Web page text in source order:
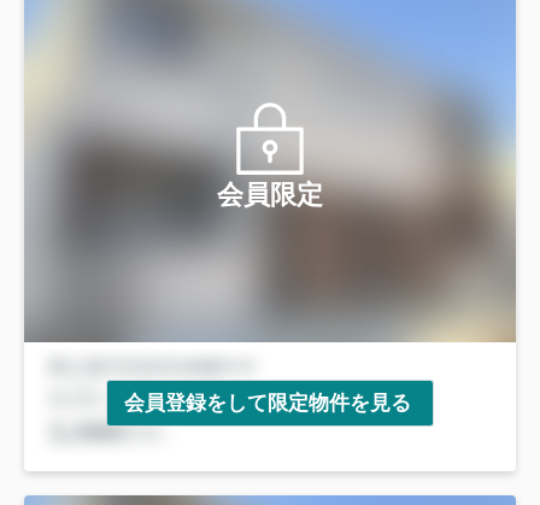
会員限定
会員登録をして限定物件を見る